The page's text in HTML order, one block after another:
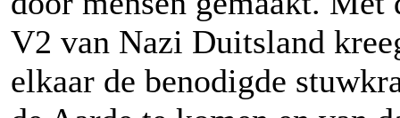
V2 van Nazi Duitsland
elkaar de benodigde